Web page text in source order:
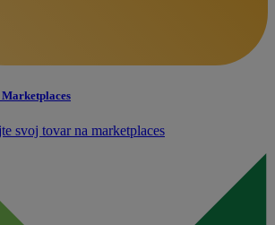
svoj tovar na marketplaces